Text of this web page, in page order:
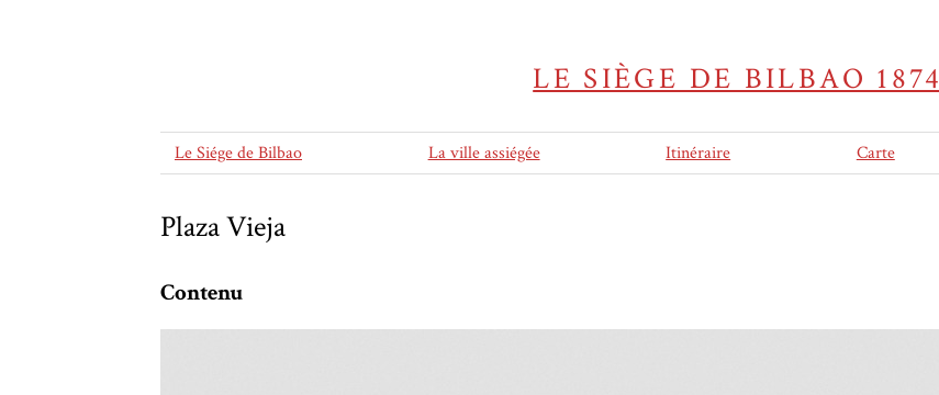
LE SIÈGE DE BILBAO 1874
Le Siége de Bilbao La ville assiégée Itinéraire Carte
Plaza Vieja
Contenu